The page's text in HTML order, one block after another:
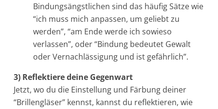
Bindungsängstlichen sind das häufig Sätze wie
“ich muss mich anpassen, um geliebt zu
werden”, “am Ende werde ich sowieso
verlassen”, oder “Bindung bedeutet Gewalt
oder Vernachlässigung und ist gefährlich”.
3) Reflektiere deine Gegenwart
Jetzt, wo du die Einstellung und Färbung deiner
“Brillengläser” kennst, kannst du reflektieren, wie